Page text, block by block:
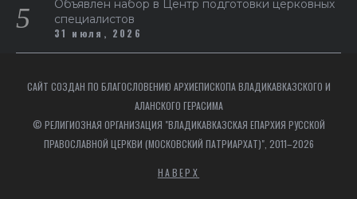
Объявлен набор в Центр подготовки церковных
специалистов
31 июля, 2026
САЙТ СОЗДАН ПО БЛАГОСЛОВЕНИЮ АРХИЕПИСКОПА ВЛАДИКАВКАЗСКОГО И
АЛАНСКОГО ГЕРАСИМА
© РЕЛИГИОЗНАЯ ОРГАНИЗАЦИЯ "ВЛАДИКАВКАЗСКАЯ ЕПАРХИЯ РУССКОЙ
ПРАВОСЛАВНОЙ ЦЕРКВИ (МОСКОВСКИЙ ПАТРИАРХАТ)", 2011–2026
НАВЕРХ